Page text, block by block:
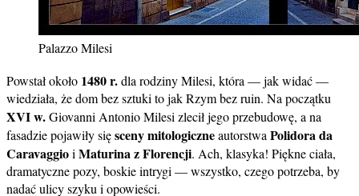
Palazzo Milesi
Powstał około 1480 r.dla rodziny Milesi, która — jak widać —
wiedziała, że dom bez sztuki to jak Rzym bez ruin. Na początku
XVI w.Giovanni Antonio Milesi zlecił jego przebudowę, a na
fasadzie pojawiły sięsceny mitologiczneautorstwaPolidora da
CaravaggioiMaturina z Florencji. Ach, klasyka! Piękne ciała,
dramatyczne pozy, boskie intrygi — wszystko, czego potrzeba, by
nadać ulicy szyku i opowieści.